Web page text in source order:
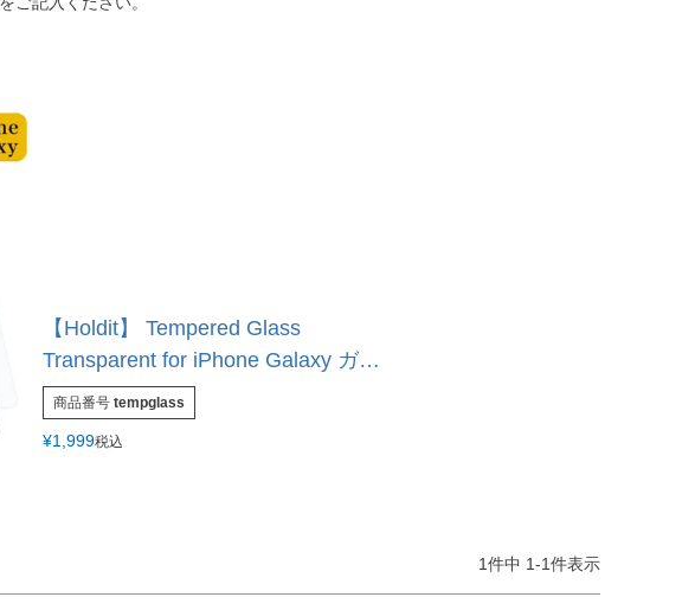
【Holdit】 Tempered Glass
Transparent for iPhone Galaxy ガラ
スフィルム 液晶保護フィルム
iPhone17e iPhone17 iPhone17Pro
iPhoneAir iPhone17ProMax
商品番号 tempglass
¥1,999税込
1件中 1-1件表示